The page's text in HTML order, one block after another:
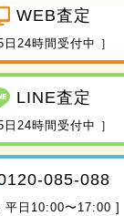
WEB査定
日24時間受付中 ］
LINE査定
日24時間受付中 ］
085-088
平日10:00〜17:00 ]